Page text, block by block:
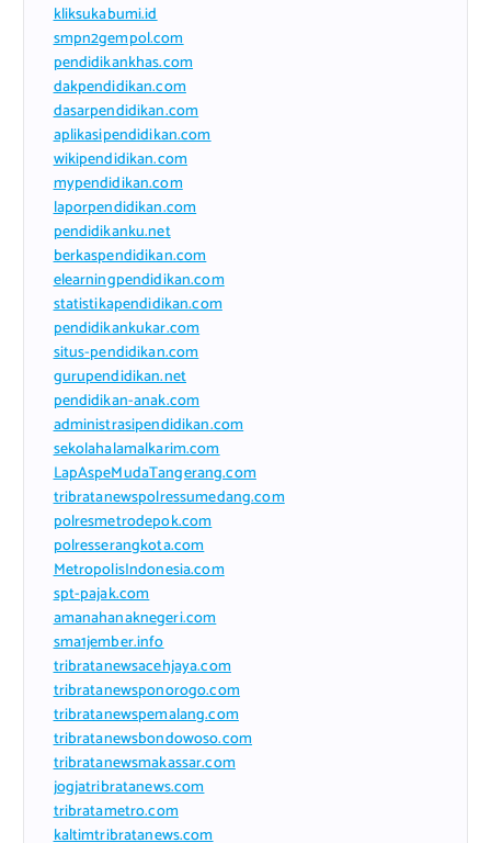
kliksukabumi.id
smpn2gempol.com
pendidikankhas.com
dakpendidikan.com
dasarpendidikan.com
aplikasipendidikan.com
wikipendidikan.com
mypendidikan.com
laporpendidikan.com
pendidikanku.net
berkaspendidikan.com
elearningpendidikan.com
statistikapendidikan.com
pendidikankukar.com
situs-pendidikan.com
gurupendidikan.net
pendidikan-anak.com
administrasipendidikan.com
sekolahalamalkarim.com
LapAspeMudaTangerang.com
tribratanewspolressumedang.com
polresmetrodepok.com
polresserangkota.com
MetropolisIndonesia.com
spt-pajak.com
amanahanaknegeri.com
sma1jember.info
tribratanewsacehjaya.com
tribratanewsponorogo.com
tribratanewspemalang.com
tribratanewsbondowoso.com
tribratanewsmakassar.com
jogjatribratanews.com
tribratametro.com
kaltimtribratanews.com